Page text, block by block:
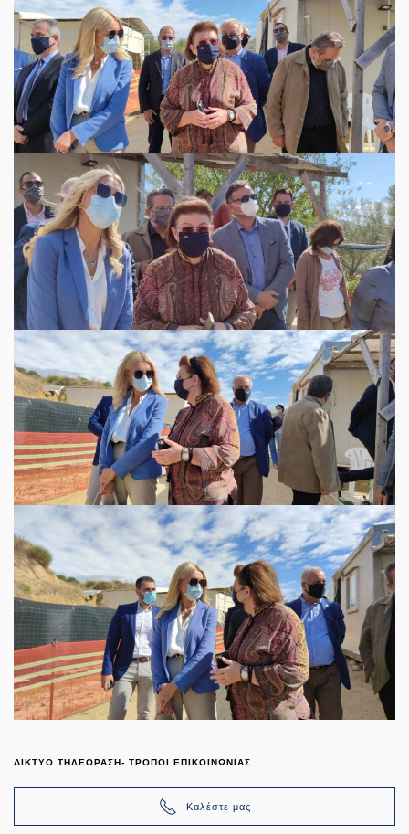
ΔΙΚΤΥΟ ΤΗΛΕΟΡΑΣΗ- ΤΡΟΠΟΙ ΕΠΙΚΟΙΝΩΝΙΑΣ
Καλέστε μας